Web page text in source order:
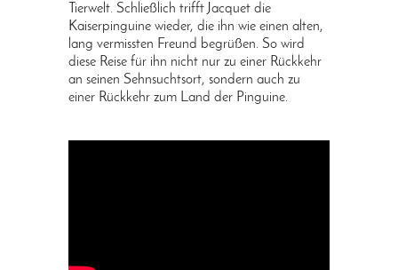
Tierwelt. Schließlich trifft Jacquet die
Kaiserpinguine wieder, die ihn wie einen alten,
lang vermissten Freund begrüßen. So wird
diese Reise für ihn nicht nur zu einer Rückkehr
an seinen Sehnsuchtsort, sondern auch zu
einer Rückkehr zum Land der Pinguine.